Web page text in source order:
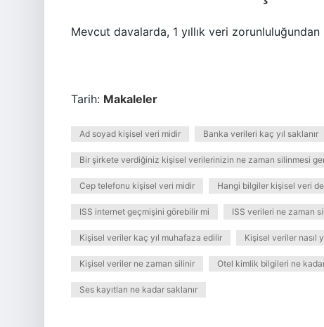
Mevcut davalarda, 1 yıllık veri
Tarih: Makaleler
Ad soyad kişisel veri midir Banka verileri kaç yıl saklanır
Bir şirkete verdiğiniz kişisel verilerinizin ne zaman silinmesi
Cep telefonu kişisel veri midir Hangi bilgiler kişisel veri
ISS internet geçmişini görebilir mi ISS verileri ne zaman
Kişisel veriler kaç yıl muhafaza edilir Kişisel veriler nasıl
Kişisel veriler ne zaman silinir Otel kimlik bilgileri ne
Ses kayıtları ne kadar saklanır